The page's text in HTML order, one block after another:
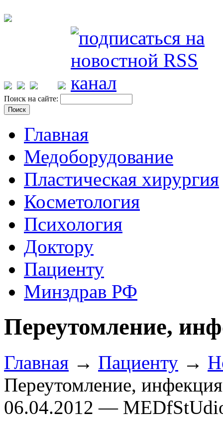
Поиск на сайте:
Главная
Медоборудование
Пластическая хирургия
Косметология
Психология
Доктору
Пациенту
Минздрав РФ
Переутомление,
Главная → Пациенту →
Переутомление,
06.04.2012 —